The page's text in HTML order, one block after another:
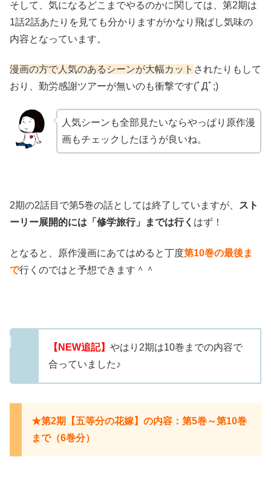
そして、気になるどこまでやるのかに関しては、第2期は
1話2話あたりを見ても分かりますがかなり飛ばし気味の
内容となっています。
漫画の方で人気のあるシーンが大幅カット されたりもして
おり、勤労感謝ツアーが無いのも衝撃です(ﾟДﾟ;)
人気シーンも全部見たいならやっぱり原作漫
画もチェックしたほうが良いね。
2期の2話目で第5巻の話としては終了していますが、
スト
ーリー展開的には「修学旅行」までは行く はず！
となると、原作漫画にあてはめると丁度第10巻の最後ま
で行くのではと予想できます＾＾
【NEW追記】 やはり2期は10巻までの内容で
合っていました♪
★第2期【五等分の花嫁】の内容：第5巻～第10巻
まで（6巻分）